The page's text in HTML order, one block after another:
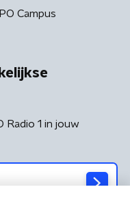
Campus
Radio 1 in jouw